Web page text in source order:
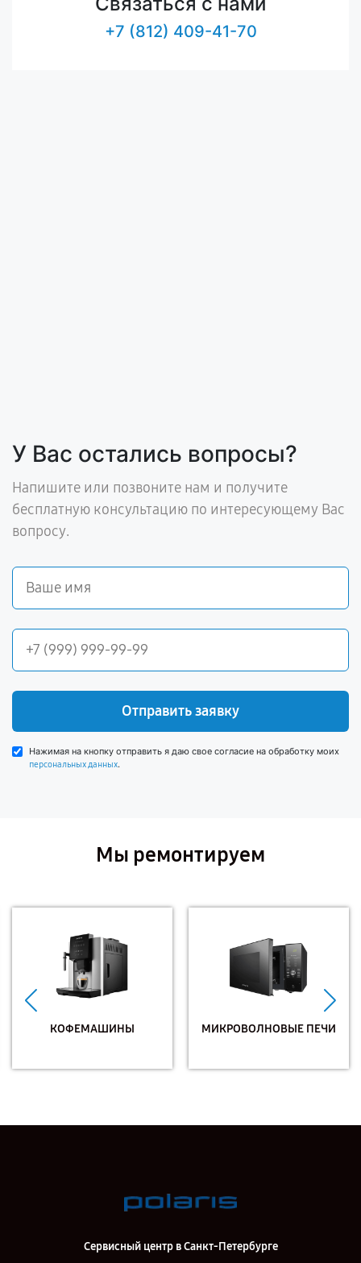
+7 (812) 409-41-70
У Вас остались вопросы?
Напишите или позвоните нам и получите
бесплатную консультацию по интересующему Вас
вопросу.
Отправить заявку
Нажимая на кнопку отправить я даю свое согласие на обработку моих
персональных данных.
Мы ремонтируем
КОФЕМАШИНЫ МИКРОВОЛНОВЫЕ ПЕЧИ
Сервисный центр в Санкт-Петербурге